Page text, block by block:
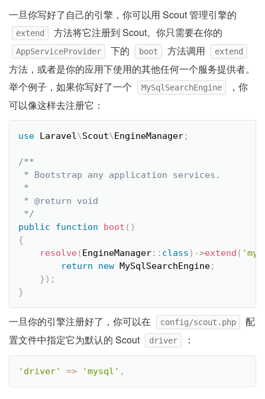
一旦你写好了自己的引擎，你可以用 Scout 管理引擎的
extend 方法将它注册到 Scout。你只需要在你的
AppServiceProvider 下的 boot 方法调用 extend
方法，或者是你的应用下使用的其他任何一个服务提供者。
举个例子，如果你写好了一个
MySqlSearchEngine
，你
可以像这样去注册它：
use Laravel\Scout\EngineManager;
/**
* Bootstrap any application services.
*
* @return void
*/
public
function boot ( )
{
resolve( EngineManager:: class ) ->extend (
return
new MySqlSearchEngine;
} ) ;
}
一旦你的引擎注册好了，你可以在 config/scout.php
配
置文件中指定它为默认的 Scout
driver ：
'driver' => 'mysql' ,